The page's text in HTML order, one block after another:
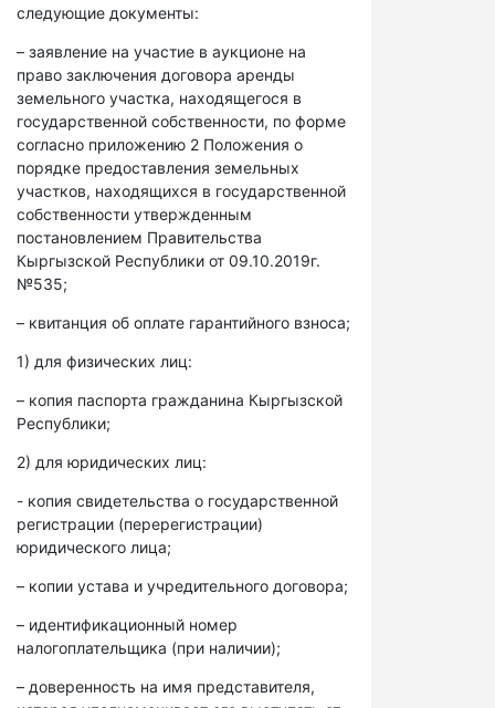
следующие документы:
– заявление на участие в аукционе на
право заключения договора аренды
земельного участка, находящегося в
государственной собственности, по форме
согласно приложению 2 Положения о
порядке предоставления земельных
участков, находящихся в государственной
собственности утвержденным
постановлением Правительства
Кыргызской Республики от 09.10.2019г.
№535;
– квитанция об оплате гарантийного взноса;
1) для физических лиц:
– копия паспорта гражданина Кыргызской
Республики;
2) для юридических лиц:
- копия свидетельства о государственной
регистрации (перерегистрации)
юридического лица;
– копии устава и учредительного договора;
– идентификационный номер
налогоплательщика (при наличии);
– доверенность на имя представителя,